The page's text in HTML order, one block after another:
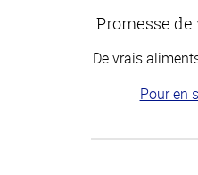
Promesse
De vrais
Pour en